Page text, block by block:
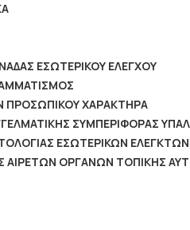
ΕΣΩΤΕΡΙΚΟΥ ΕΛΕΓΧΟΥ
ΠΡΟΣΩΠΙΚΟΥ ΧΑΡΑΚΤΗΡΑ
ΣΥΜΠΕΡΙΦΟΡΑΣ
ΕΣΩΤΕΡΙΚΩΝ ΕΛΕΓΚΤΩΝ
ΑΙΡΕΤΩΝ ΟΡΓΑΝΩΝ ΤΟΠΙΚΗΣ